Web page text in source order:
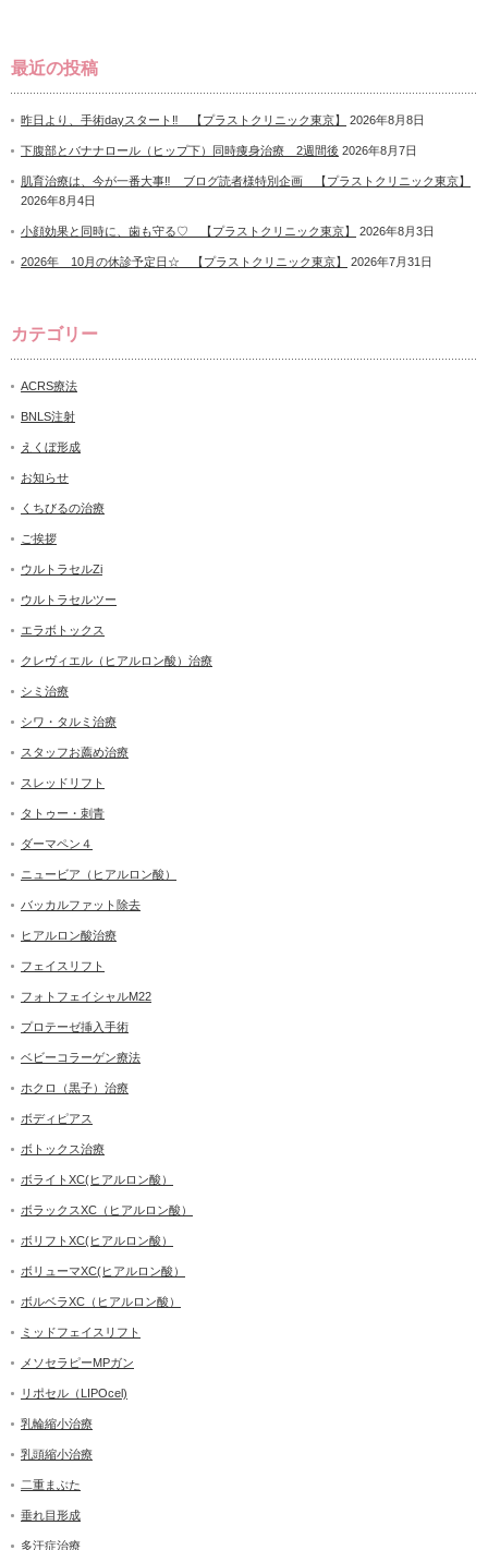
最近の投稿
昨日より、手術dayスタート‼ 【プラストクリニック東京】 2026年8月8日
下腹部とバナナロール（ヒップ下）同時痩身治療 2週間後 2026年8月7日
肌育治療は、今が一番大事‼ ブログ読者様特別企画 【プラストクリニック東京】
2026年8月4日
小顔効果と同時に、歯も守る♡ 【プラストクリニック東京】 2026年8月3日
2026年 10月の休診予定日☆ 【プラストクリニック東京】 2026年7月31日
カテゴリー
ACRS療法
BNLS注射
えくぼ形成
お知らせ
くちびるの治療
ご挨拶
ウルトラセルZi
ウルトラセルツー
エラボトックス
クレヴィエル（ヒアルロン酸）治療
シミ治療
シワ・タルミ治療
スタッフお薦め治療
スレッドリフト
タトゥー・刺青
ダーマペン４
ニュービア（ヒアルロン酸）
バッカルファット除去
ヒアルロン酸治療
フェイスリフト
フォトフェイシャルM22
プロテーゼ挿入手術
ベビーコラーゲン療法
ホクロ（黒子）治療
ボディピアス
ボトックス治療
ボライトXC(ヒアルロン酸）
ボラックスXC（ヒアルロン酸）
ボリフトXC(ヒアルロン酸）
ボリューマXC(ヒアルロン酸）
ボルベラXC（ヒアルロン酸）
ミッドフェイスリフト
メソセラピーMPガン
リポセル（LIPOcel)
乳輪縮小治療
乳頭縮小治療
二重まぶた
垂れ目形成
多汗症治療